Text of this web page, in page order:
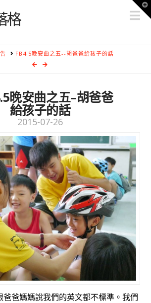
格
FB4.5晚安曲之五--胡爸爸給孩子的話
晚安曲之五–胡爸爸
給孩子的話
2015-07-26
爸爸媽媽說我們的英文都不標準。我們